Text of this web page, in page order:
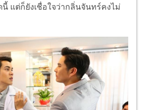
แต่ก็ยังเชื่อใจว่ากลิ่นจันทร์คงไม่